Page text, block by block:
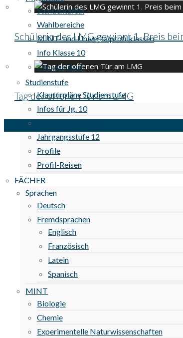
Stundentafeln
Wahlbereiche
MINT- und Universalprofilklassen
Info Klasse 10
Klassenreisen
Studienstufe
Klausurpläne Studienstufe
Infos für Jg. 10
Jahrgangsstufe 12
Profile
Profil-Reisen
FÄCHER
Sprachen
Deutsch
Fremdsprachen
Englisch
Französisch
Latein
Spanisch
MINT
Biologie
Chemie
Experimentelle Naturwissenschaften
Schülerin des LMG gewinnt 1. Preis
Tag der offenen Tür am LMG